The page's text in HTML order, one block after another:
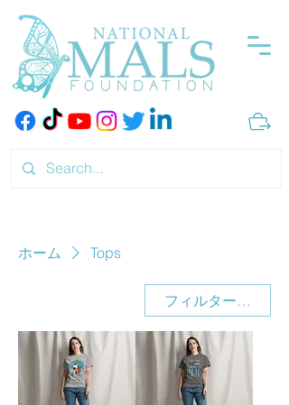
ホーム Tops
フィルター・並び